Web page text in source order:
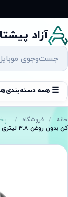
به
محتوا آزاد
☰ همه
خانه / فروشگاه /
کن بدون روغن ۳.۸ لیتری نینجا مدل AG651